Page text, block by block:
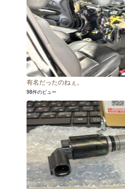
有名だったのねぇ。
98件のビュー